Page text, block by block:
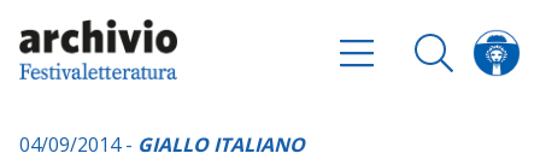
04/09/2014 - GIALLO ITALIANO